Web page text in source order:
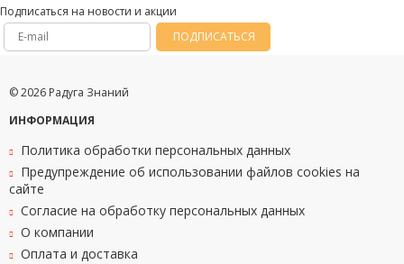
Подписаться на новости и акции
ПОДПИСАТЬСЯ
© 2026 Радуга Знаний
ИНФОРМАЦИЯ
Политика обработки персональных данных
Предупреждение об использовании файлов cookies на
сайте
Согласие на обработку персональных данных
О компании
Оплата и доставка